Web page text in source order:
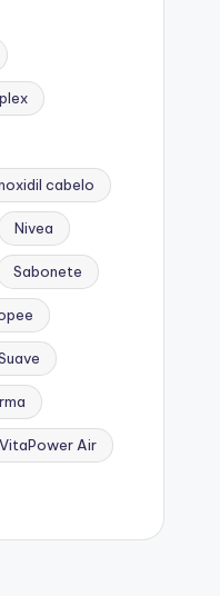
cabelo
Nivea
Sabonete
VitaPower Air